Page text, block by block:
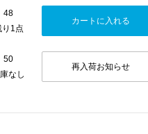
48
り1点
カートに入れる
50
なし
再入荷お知らせ